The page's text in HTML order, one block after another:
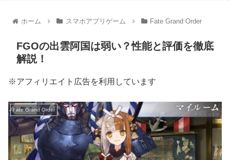
ホーム スマホアプリゲーム Fate Grand Order
FGOの出雲阿国は弱い？性能と評価を徹底
解説！
※アフィリエイト広告を利用しています
Fate Grand Order